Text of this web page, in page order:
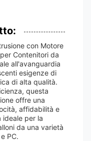
con Motore
Contenitori da
all'avanguardia
esigenze di
di alta qualità.
questa
offre una
affidabilità e
ideale per la
da una varietà
PC.